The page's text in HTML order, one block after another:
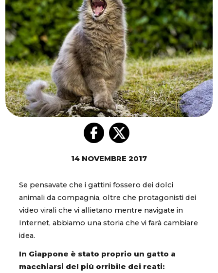
14 NOVEMBRE 2017
Se pensavate che i gattini fossero dei dolci
animali da compagnia, oltre che protagonisti dei
video virali che vi allietano mentre navigate in
Internet, abbiamo una storia che vi farà cambiare
idea.
In Giappone è stato proprio un gatto a
macchiarsi del più orribile dei reati: